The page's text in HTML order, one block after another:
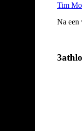
Tim
Na een